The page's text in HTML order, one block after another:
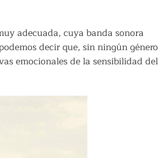
adecuada, cuya banda sonora
decir que, sin ningún género
emocionales de la sensibilidad del